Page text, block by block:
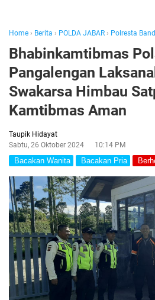
Home › Berita › POLDA JABAR › Polresta
Bhabinkamtibmas
Pangalengan
Swakarsa Himbau
Kamtibmas Aman
Taupik Hidayat
Sabtu, 26 Oktober 2024
10:14 PM
Bacakan Wanita Bacakan Pria